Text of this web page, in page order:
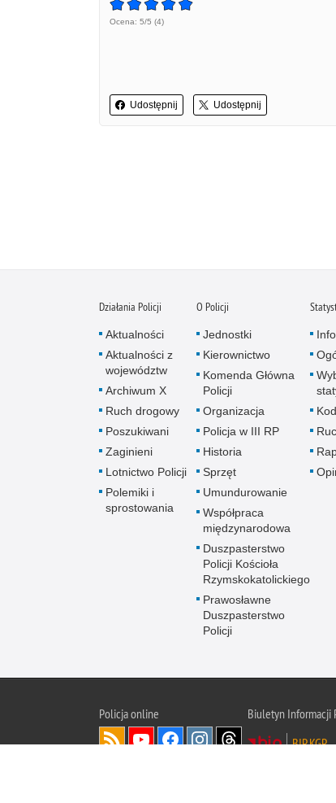
Ocena: 5/5 (4)
Udostępnij Udostępnij
Działania Policji
Aktualności
Aktualności z
województw
Archiwum X
Ruch drogowy
Poszukiwani
Zaginieni
Lotnictwo Policji
Polemiki i
sprostowania
O Policji
Jednostki
Kierownictwo
Komenda Główna
Policji
Organizacja
Policja w III RP
Historia
Sprzęt
Umundurowanie
Współpraca
międzynarodowa
Duszpasterstwo
Policji Kościoła
Rzymskokatolickiego
Prawosławne
Duszpasterstwo
Policji
Policjaonline
Biuletyn Informacji
BIP KGP